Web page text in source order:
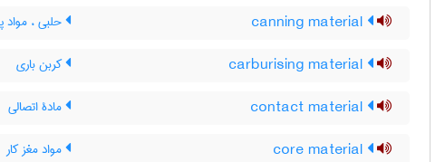
حلبی ، مواد
کربن باری
مادۀ اتصالی
مواد مغز کار